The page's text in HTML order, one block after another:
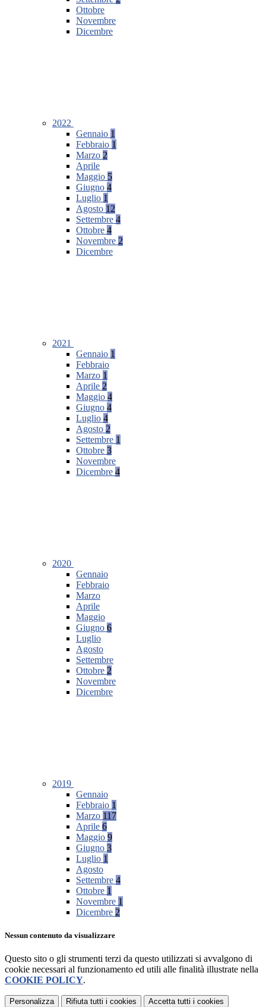
Ottobre
Novembre
Dicembre
2022
Gennaio 1
Febbraio 1
Marzo 2
Aprile
Maggio 5
Giugno 4
Luglio 1
Agosto 12
Settembre 4
Ottobre 4
Novembre 2
Dicembre
2021
Gennaio 1
Febbraio
Marzo 1
Aprile 2
Maggio 4
Giugno 4
Luglio 4
Agosto 2
Settembre 1
Ottobre 3
Novembre
Dicembre 4
2020
Gennaio
Febbraio
Marzo
Aprile
Maggio
Giugno 6
Luglio
Agosto
Settembre
Ottobre 2
Novembre
Dicembre
2019
Gennaio
Febbraio 1
Marzo 117
Aprile 6
Maggio 9
Giugno 3
Luglio 1
Agosto
Settembre 4
Ottobre 1
Novembre 1
Dicembre 2
Nessun contenuto da visualizzare
Questo sito o gli strumenti terzi da questo utilizzati si avvalgono di
cookie necessari al funzionamento ed utili alle finalità illustrate nella
COOKIE POLICY.
Personalizza Rifiuta tutti i cookies Accetta tutti i cookies